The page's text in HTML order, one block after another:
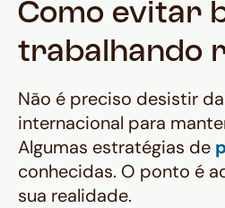
Como evitar
trabalhando
Não é preciso desistir
internacional para
Algumas estratégias de
conhecidas. O ponto é
sua realidade.